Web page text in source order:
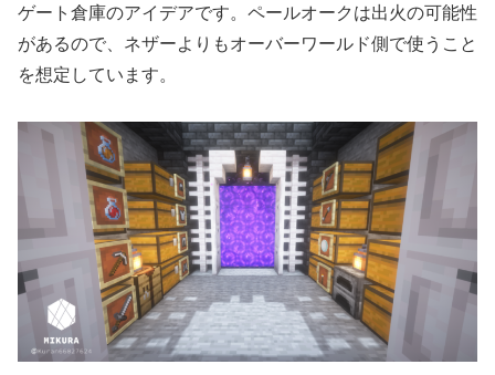
ゲート倉庫のアイデアです。ペールオークは出火の可能性
があるので、ネザーよりもオーバーワールド側で使うこと
を想定しています。